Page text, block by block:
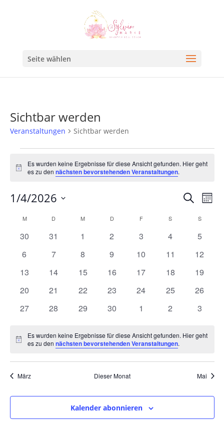
Seite wählen
Sichtbar werden
Veranstaltungen Sichtbar werden
Hinweis
Es wurden keine Ergebnisse für diese Ansicht gefunden. Hier geht
es zu dennächsten bevorstehenden Veranstaltungen.
Suche
und
Suche
1/4/2026
Kalender
von
Veranstaltungen
M D M D F S S
0
30
0
31
0
1
0
2
0
3
0
4
0
5
0
6
0
7
0
8
0
9
0
10
0
11
0
12
0
13
0
14
0
15
0
16
0
17
0
18
0
19
0
20
0
21
0
22
0
23
0
24
0
25
0
26
0
27
0
28
0
29
0
30
0
1
0
2
0
3
Hinweis
Es wurden keine Ergebnisse für diese Ansicht gefunden. Hier geht
es zu dennächsten bevorstehenden Veranstaltungen.
März Dieser Monat Mai
Kalender abonnieren